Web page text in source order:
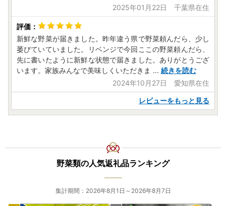
2025年01月22日 千葉県在住
新鮮な野菜が届きました。昨年違う県で野菜頼んだら、少し
萎びていていました。リベンジで今回ここの野菜頼んだら、
先に書いたように新鮮な状態で届きました。ありがとうござ
います。家族みんなで美味しくいただきま ... 続きを読む
2024年10月27日 愛知県在住
レビューをもっと見る
野菜類の人気返礼品ランキング
集計期間：2026年8月1日～2026年8月7日